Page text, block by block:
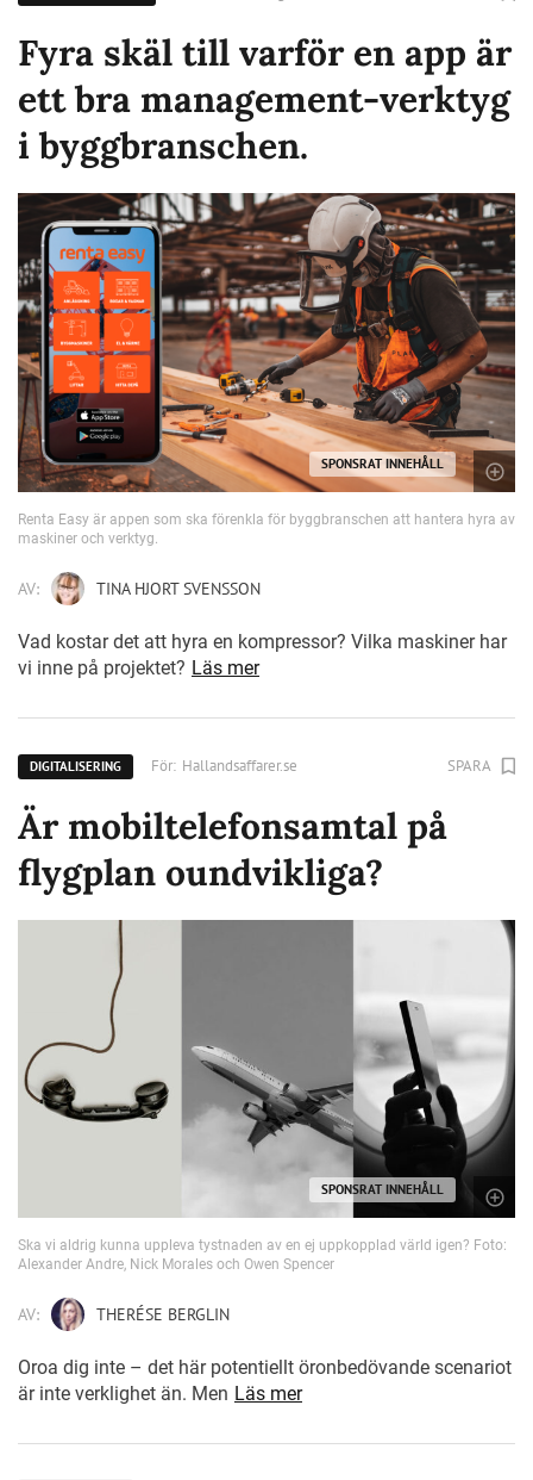
Fyra skäl till varför en app är
ett bra management-verktyg
i byggbranschen.
SPONSRAT INNEHÅLL
Renta Easy är appen som ska förenkla för byggbranschen att hantera hyra av
maskiner och verktyg.
AV: TINA HJORT SVENSSON
Vad kostar det att hyra en kompressor? Vilka maskiner har
vi inne på projektet? Läs mer
DIGITALISERING För: Hallandsaffarer.se SPARA
Är mobiltelefonsamtal på
flygplan oundvikliga?
SPONSRAT INNEHÅLL
Ska vi aldrig kunna uppleva tystnaden av en ej uppkopplad värld igen? Foto:
Alexander Andre, Nick Morales och Owen Spencer
AV: THERÉSE BERGLIN
Oroa dig inte – det här potentiellt öronbedövande scenariot
är inte verklighet än. Men Läs mer